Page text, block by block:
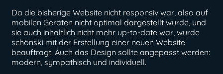
Da die bisherige Website nicht responsiv war, also auf
mobilen Geräten nicht optimal dargestellt wurde, und
sie auch inhaltlich nicht mehr up-to-date war, wurde
schönski mit der Erstellung einer neuen Website
beauftragt. Auch das Design sollte angepasst werden:
modern, sympathisch und individuell.